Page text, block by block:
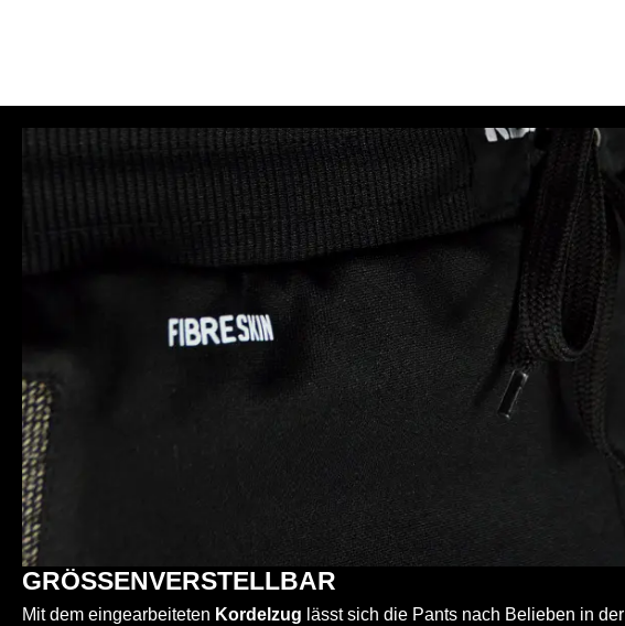
GRÖSSENVERSTELLBAR
Mit dem eingearbeiteten Kordelzug lässt sich die Pants nach Belieben in